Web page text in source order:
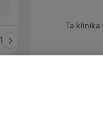
Odpowiedzi na
Ta